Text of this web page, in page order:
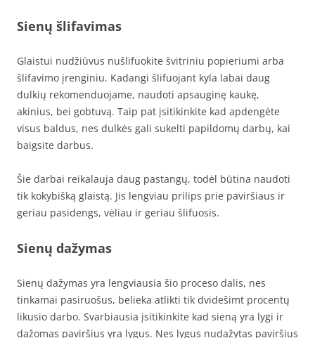
Sienų šlifavimas
Glaistui nudžiūvus nušlifuokite švitriniu popieriumi arba
šlifavimo įrenginiu. Kadangi šlifuojant kyla labai daug
dulkių rekomenduojame, naudoti apsauginę kaukę,
akinius, bei gobtuvą. Taip pat įsitikinkite kad apdengėte
visus baldus, nes dulkės gali sukelti papildomų darbų, kai
baigsite darbus.
Šie darbai reikalauja daug pastangų, todėl būtina naudoti
tik kokybišką glaistą. Jis lengviau prilips prie paviršiaus ir
geriau pasidengs, vėliau ir geriau šlifuosis.
Sienų dažymas
Sienų dažymas yra lengviausia šio proceso dalis, nes
tinkamai pasiruošus, belieka atlikti tik dvidešimt procentų
likusio darbo. Svarbiausia įsitikinkite kad sieną yra lygi ir
dažomas paviršius yra lygus. Nes lygus nudažytas paviršius